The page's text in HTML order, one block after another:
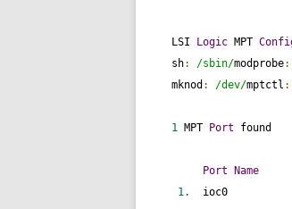
LSI Logic MPT
sh: /sbin/modprobe:
mknod : /dev/mptctl :
1 MPT Port found
Port Name
1.
ioc0